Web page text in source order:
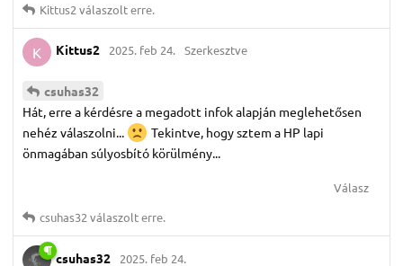
Kittus2 válaszolt erre.
K Kittus2 2025. feb 24. Szerkesztve
csuhas32
Hát, erre a kérdésre a megadott infok alapján meglehetősen
nehéz válaszolni...
Tekintve, hogy sztem a HP lapi
önmagában súlyosbító körülmény...
Válasz
csuhas32 válaszolt erre.
csuhas32 2025. feb 24.